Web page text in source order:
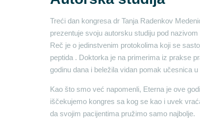
Treći dan kongresa dr Tanja Radenkov
prezentuje svoju autorsku studiju pod
Reč je o jedinstvenim protokolima koji se
peptida . Doktorka je na primerima iz prakse
godinu dana i beležila vidan pomak učesnica u
Kao što smo već napomenli, Eterna je ove
iščekujemo kongres sa kog se kao i uvek
da svojim pacijentima pružimo samo najbolje.